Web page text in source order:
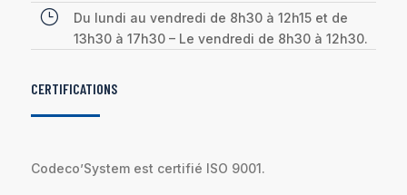
}
Du lundi au vendredi de 8h30 à 12h15 et de
13h30 à 17h30 – Le vendredi de 8h30 à 12h30.
CERTIFICATIONS
Codeco’System est certifié ISO 9001.